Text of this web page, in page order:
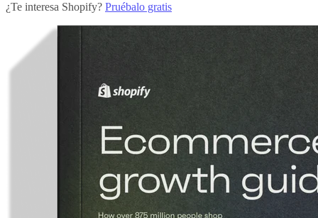
¿Te interesa Shopify? Pruébalo gratis